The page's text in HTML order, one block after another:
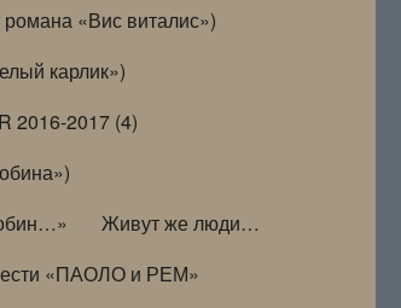
«Вис виталис»)
карлик»)
2016-2017 (4)
Живут же люди…
«ПАОЛО и РЕМ»